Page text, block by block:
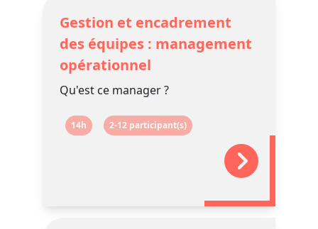
Gestion et encadrement
des équipes : management
opérationnel
Qu'est ce manager ?
14h 2-12 participant(s)